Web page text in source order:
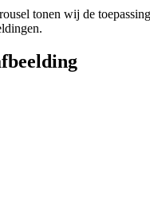
tonen wij de